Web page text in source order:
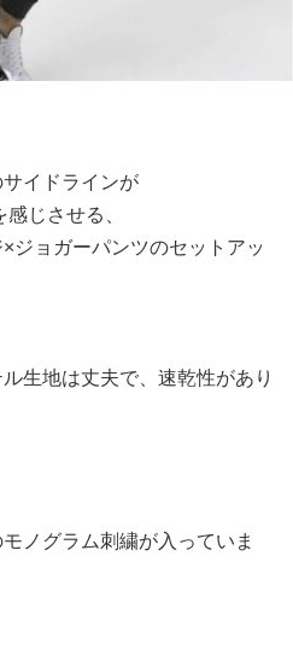
イドラインが
じさせる、
ジョガーパンツのセットアッ
生地は丈夫で、速乾性があり
ノグラム刺繍が入っていま